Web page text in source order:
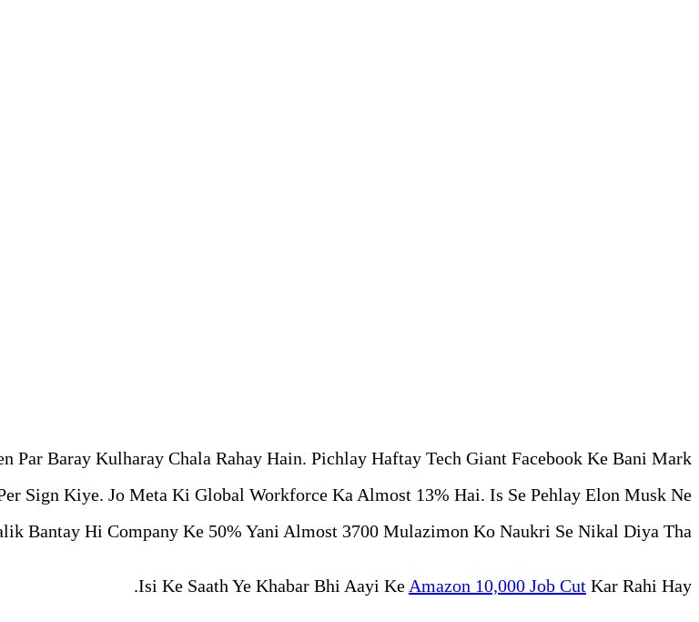
Par Baray Kulharay Chala Rahay Hain. Pichlay Haftay Tech Giant Facebook Ke Bani Mark
Sign Kiye. Jo Meta Ki Global Workforce Ka Almost 13% Hai. Is Se Pehlay Elon Musk Ne
Bantay Hi Company Ke 50% Yani Almost 3700 Mulazimon Ko Naukri Se Nikal Diya Tha.
Isi Ke Saath Ye Khabar Bhi Aayi Ke Amazon 10,000 Job Cut Kar Rahi Hay.